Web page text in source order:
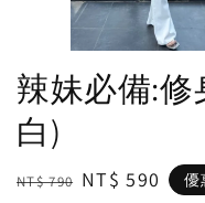
辣妹必備:修
白)
Regular
NT$ 790 Sale
NT$ 590 優